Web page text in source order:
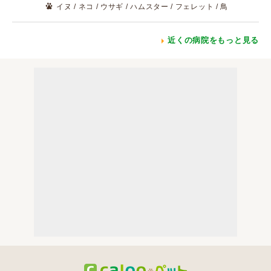
イヌ / ネコ / ウサギ / ハムスター / フェレット / 鳥
近くの病院をもっと見る